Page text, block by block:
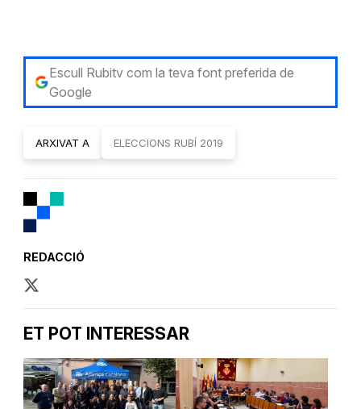
Escull Rubitv com la teva font preferida de
Google
ARXIVAT A ELECCIONS RUBÍ 2019
REDACCIÓ
ET POT INTERESSAR